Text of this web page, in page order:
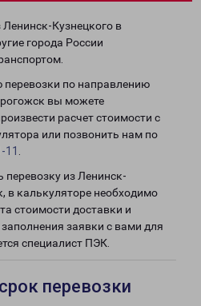
Кузнецкого в
города России
по направлению
вы можете
расчет стоимости с
или позвонить нам по
11
перевозку из Ленинск-
в калькуляторе необходимо
стоимости доставки и
заявки с вами для
специалист ПЭК.
перевозки